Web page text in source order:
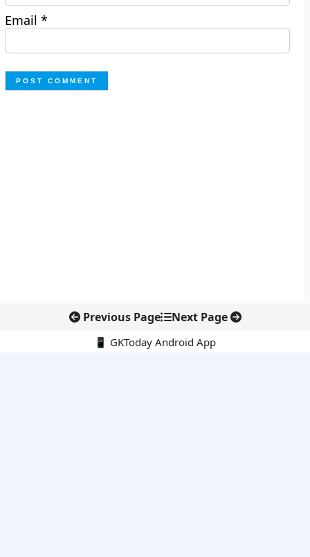
Email*
Previous Page Next Page
📱 GKToday Android App